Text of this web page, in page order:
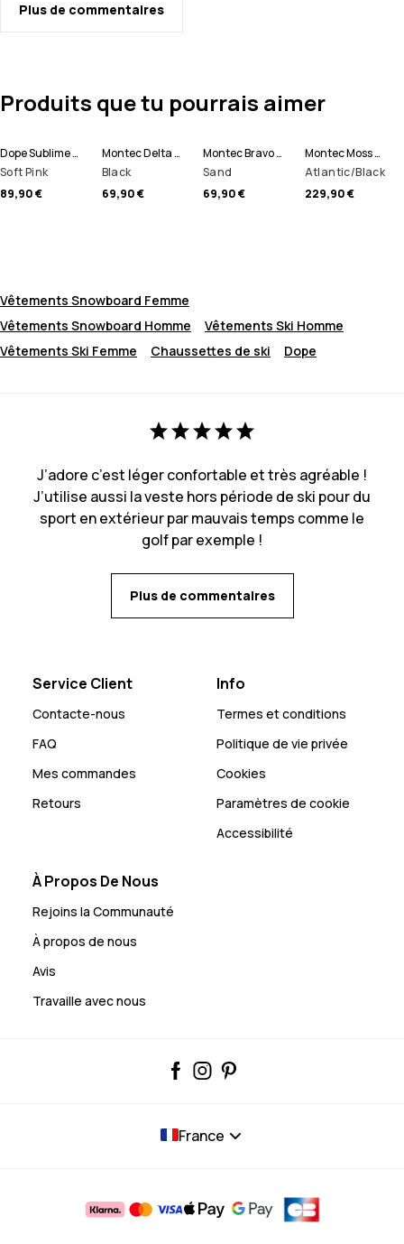
Plus de commentaires
Produits que tu pourrais aimer
Dope Sublime W Pull Polaire Femme
Soft Pink
89,90 €
Montec Delta W Pull Polaire Femme
Black
69,90 €
Montec Bravo W Sweat Polaire Femme
Sand
69,90 €
Montec Moss W Veste de Ski Femme
Atlantic/Black
229,90 €
Vêtements Snowboard Femme
Vêtements Snowboard Homme
Vêtements Ski Homme
Vêtements Ski Femme
Chaussettes de ski Dope
J’adore c’est léger confortable et très agréable !
J’utilise aussi la veste hors période de ski pour du
sport en extérieur par mauvais temps comme le
golf par exemple !
Plus de commentaires
Service Client
Contacte-nous
FAQ
Mes commandes
Retours
Info
Termes et conditions
Politique de vie privée
Cookies
Paramètres de cookie
Accessibilité
À Propos De Nous
Rejoins la Communauté
À propos de nous
Avis
Travaille avec nous
France